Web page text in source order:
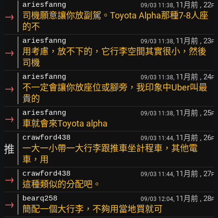
→
ariesfanng 09/03 11:38, 11月前 , 22F
司機願意讓你放副駕。Toyota Alpha那種7-8人座
的不
→
ariesfanng 09/03 11:38, 11月前 , 23F
用考慮，放不下的，它行李空間其實很小，然後
司機
→
ariesfanng 09/03 11:38, 11月前 , 24F
不一定會讓你放座位或腳旁，我印象中Uber叫最
貴的
→ ariesfanng 09/03 11:38, 11月前 , 25F
車就會來Toyota alpha
推
crawford438 09/03 11:44, 11月前 , 26F
一大一小帶一大行李跟推車坐計程車，其他電
車，用
→ crawford438 09/03 11:44, 11月前 , 27F
這種類似的分配吧。
→ bearq258 09/03 12:04, 11月前 , 28F
簡配一個大行李，不夠用當地買就可